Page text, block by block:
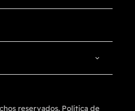
reservados. Política de